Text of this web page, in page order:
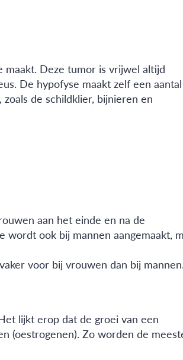
Deze tumor is vrijwel altijd
De hypofyse maakt zelf een aantal
de schildklier, bijnieren en
aan het einde en na de
ook bij mannen aangemaakt,
voor bij vrouwen dan bij mannen.
lijkt erop dat de groei van een
(oestrogenen). Zo worden de